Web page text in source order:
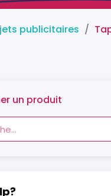
publicitaires
un produit